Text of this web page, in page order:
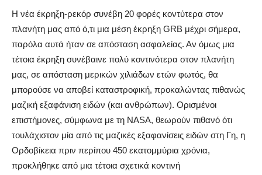
Η νέα έκρηξη-ρεκόρ συνέβη 20 φορές κοντύτερα στον
πλανήτη μας από ό,τι μια μέση έκρηξη GRB μέχρι σήμερα,
παρόλα αυτά ήταν σε απόσταση ασφαλείας. Αν όμως μια
τέτοια έκρηξη συνέβαινε πολύ κοντινότερα στον πλανήτη
μας, σε απόσταση μερικών χιλιάδων ετών φωτός, θα
μπορούσε να αποβεί καταστροφική, προκαλώντας πιθανώς
μαζική εξαφάνιση ειδών (και ανθρώπων). Ορισμένοι
επιστήμονες, σύμφωνα με τη NASA, θεωρούν πιθανό ότι
τουλάχιστον μία από τις μαζικές εξαφανίσεις ειδών στη Γη, η
Ορδοβίκεια πριν περίπου 450 εκατομμύρια χρόνια,
προκλήθηκε από μια τέτοια σχετικά κοντινή